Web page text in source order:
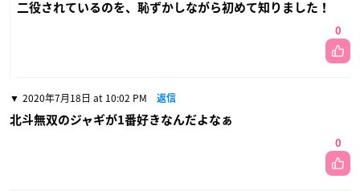
二役されているのを、恥ずかしながら初めて知りました！
0
2020年7月18日 at 10:02 PM 返信
北斗無双のジャギが1番好きなんだよなぁ
0